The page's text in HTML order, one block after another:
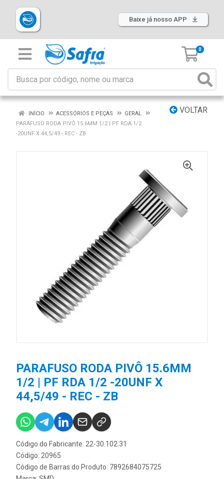
Baixe já nosso APP
0
VOLTAR
INÍCIO ACESSÓRIOS E PEÇAS
GERAL
PARAFUSO RODA PIVÔ 15.6MM 1/2 | PF RDA 1/2
-20UNF X 44,5/49 - REC - ZB
PARAFUSO RODA PIVÔ 15.6MM
1/2 | PF RDA 1/2 -20UNF X
44,5/49 - REC - ZB
Código do Fabricante: 22-30.102.31
Código: 20965
Código de Barras do Produto: 7892684075725